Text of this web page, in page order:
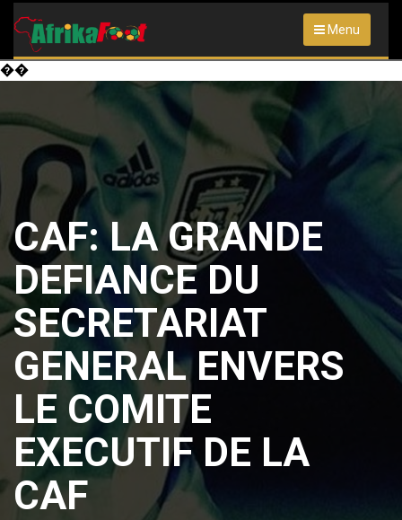
Menu
��
CAF: LA GRANDE
DEFIANCE DU
SECRETARIAT
GENERAL ENVERS
LE COMITE
EXECUTIF DE LA
CAF